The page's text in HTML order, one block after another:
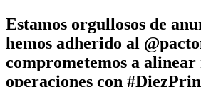
Estamos orgullosos de
hemos adherido al
comprometemos a alinear
operaciones con